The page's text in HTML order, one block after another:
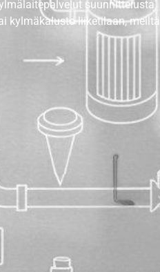
suunnittelusta
kylmäkalusto liiketilaan, meiltä